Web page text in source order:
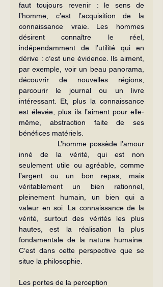
faut toujours revenir : le sens de
l’homme, c’est l’acquisition de la
connaissance vraie. Les hommes
désirent connaître le réel,
indépendamment de l’utilité qui en
dérive : c’est une évidence. Ils aiment,
par exemple, voir un beau panorama,
découvrir de nouvelles régions,
parcourir le journal ou un livre
intéressant. Et, plus la connaissance
est élevée, plus ils l’aiment pour elle-
même, abstraction faite de ses
bénéfices matériels.
L’homme possède l’amour
inné de la vérité, qui est non
seulement utile ou agréable, comme
l’argent ou un bon repas, mais
véritablement un bien rationnel,
pleinement humain, un bien qui a
valeur en soi. La connaissance de la
vérité, surtout des vérités les plus
hautes, est la réalisation la plus
fondamentale de la nature humaine.
C’est dans cette perspective que se
situe la philosophie.
Les portes de la perception